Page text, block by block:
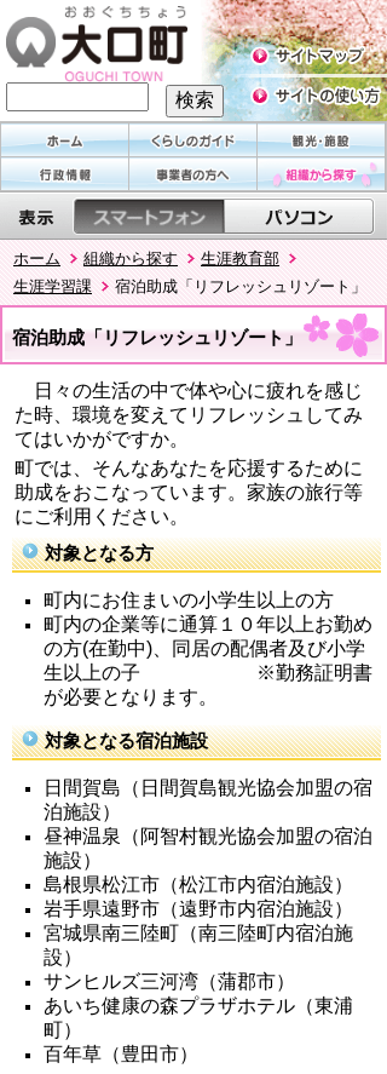
ホーム 組織から探す
生涯教育部
生涯学習課
宿泊助成「リフレッシュリゾート」
宿泊助成「リフレッシュリゾート」
日々の生活の中で体や心に疲れを感じ
た時、環境を変えてリフレッシュしてみ
てはいかがですか。
町では、そんなあなたを応援するために
助成をおこなっています。家族の旅行等
にご利用ください。
対象となる方
町内にお住まいの小学生以上の方
町内の企業等に通算１０年以上お勤め
の方(在勤中)、同居の配偶者及び小学
生以上の子 ※勤務証明書
が必要となります。
対象となる宿泊施設
日間賀島（ 日間賀島観光協会加盟の宿
泊施設）
昼神温泉（阿智村観光協会加盟の宿泊
施設）
島根県松江市 （松江市内宿泊施設）
岩手県遠野市 （遠野市内宿泊施設）
宮城県南三陸町 （南三陸町内宿泊施
設）
サンヒルズ三河湾（蒲郡市）
あいち健康の森プラザホテル（東浦
町）
百年草（豊田市）